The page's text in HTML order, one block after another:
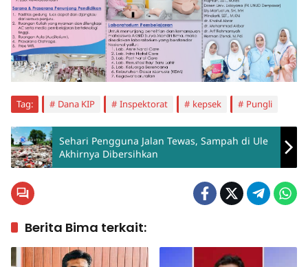
Tag: Dana KIP Inspektorat kepsek Pungli
Sehari Pengguna Jalan Tewas, Sampah di Ule
Akhirnya Dibersihkan
Berita Bima terkait: